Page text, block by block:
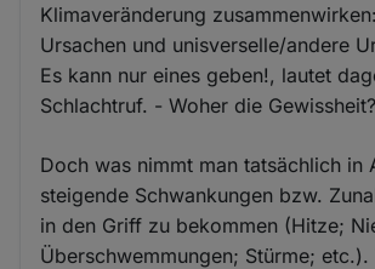
Klimaveränderung
Ursachen und unisverselle/andere
Es kann nur eines geben!, lautet
Schlachtruf. - Woher die Gewissheit?
Doch was nimmt man tatsächlich in
steigende Schwankungen bzw.
in den Griff zu bekommen (Hitze;
Überschwemmungen; Stürme; etc.).